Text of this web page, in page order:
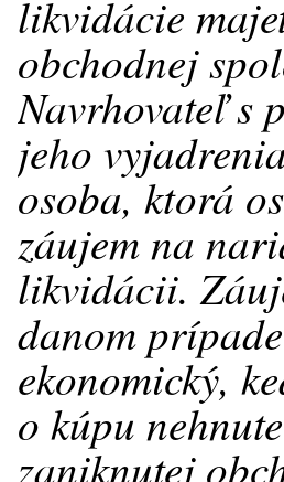
likvidácie
obchodnej
Navrhovateľ s
jeho
osoba, ktorá
záujem na
likvidácii.
danom
ekonomický,
o kúpu
zaniknutej